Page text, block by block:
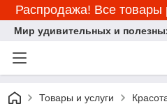
Распродажа! Все товары
Мир удивительных и
Товары и услуги